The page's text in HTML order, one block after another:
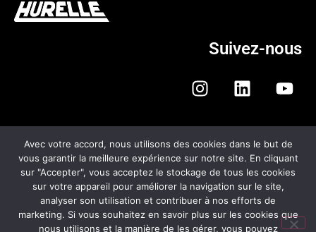
Suivez-nous
HURELLE AUTOMOBILES
CGV
Avec votre accord, nous utilisons des cookies dans le but de
vous garantir la meilleure expérience sur notre site. En cliquant
sur "Accepter", vous acceptez le stockage de tous les cookies
sur votre appareil pour améliorer la navigation sur le site,
analyser son utilisation et contribuer à nos efforts de
marketing. Si vous souhaitez en savoir plus sur les cookies que
nous utilisons et la manière de les gérer, vous pouvez